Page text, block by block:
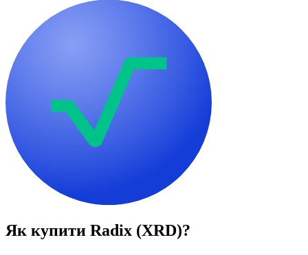
Як купити Radix (XRD)?